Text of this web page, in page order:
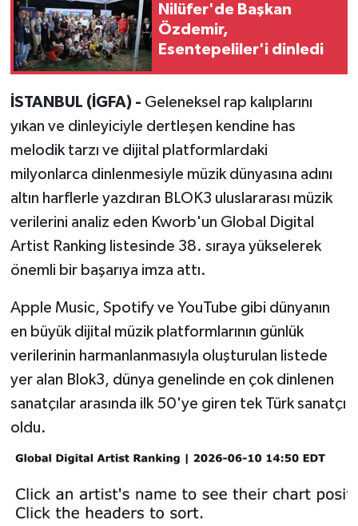
Nilüfer'de Başkan
Özdemir,
Esentepeliler'i dinledi
İSTANBUL (İGFA) - Geleneksel rap kalıplarını
yıkan ve dinleyiciyle dertleşen kendine has
melodik tarzı ve dijital platformlardaki
milyonlarca dinlenmesiyle müzik dünyasına adını
altın harflerle yazdıran BLOK3 uluslararası müzik
verilerini analiz eden Kworb'un Global Digital
Artist Ranking listesinde 38. sıraya yükselerek
önemli bir başarıya imza attı.
Apple Music, Spotify ve YouTube gibi dünyanın
en büyük dijital müzik platformlarının günlük
verilerinin harmanlanmasıyla oluşturulan listede
yer alan Blok3, dünya genelinde en çok dinlenen
sanatçılar arasında ilk 50'ye giren tek Türk sanatçı
oldu.